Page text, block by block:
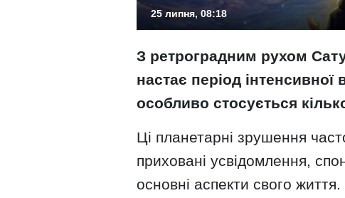
25 липня, 08:18
З ретроградним рухом
настає період
особливо стосується
Ці планетарні зрушення
приховані усвідомлення,
основні аспекти свого